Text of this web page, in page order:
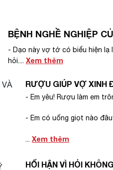
BỆNH NGHỀ NGHIỆP
- Dạo này vợ tớ có biểu hiện lạ
hỏi.... Xem thêm
RƯỢU GIÚP VỢ XINH
- Em yêu! Rượu làm em
- Em có uống giọt nào
... Xem thêm
HỐI HẬN VÌ HỎI